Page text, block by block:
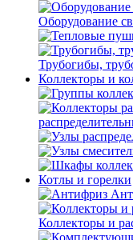
Оборудование
Трубогибы,
Коллекторы и
Котлы и горелки
Коллекторы и